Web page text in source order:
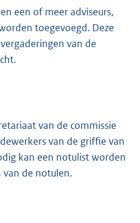
een of meer adviseurs,
toegevoegd. Deze
van de
van de commissie
van de griffie van
kan een notulist worden
van de notulen.